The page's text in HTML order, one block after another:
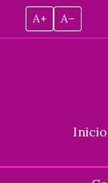
A+ A–
Inicio